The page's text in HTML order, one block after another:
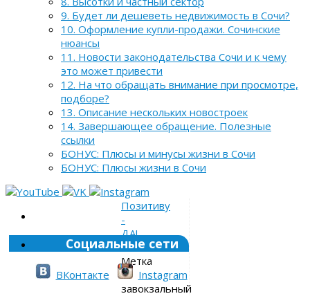
9. Будет ли дешеветь недвижимость в Сочи?
10. Оформление купли-продажи. Сочинские
нюансы
11. Новости законодательства Сочи и к чему
это может привести
12. На что обращать внимание при просмотре,
подборе?
13. Описание нескольких новостроек
14. Завершающее обращение. Полезные
ссылки
БОНУС: Плюсы и минусы жизни в Сочи
БОНУС: Плюсы жизни в Сочи
Позитиву
-
ДА!
»
Метка
»
завокзальный
Социальные сети
ВКонтакте Instagram